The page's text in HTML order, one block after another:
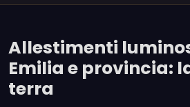
Allestimenti
Emilia e provincia:
terra